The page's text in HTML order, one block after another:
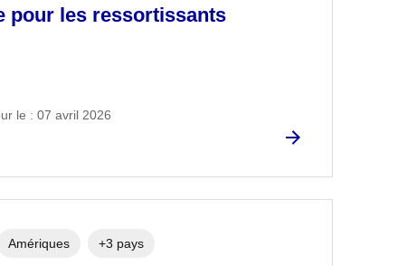
pour les ressortissants
le : 07 avril 2026
Amériques +3 pays